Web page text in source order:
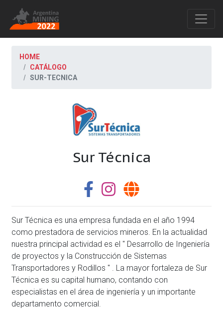
HOME
CATÁLOGO
SUR-TECNICA
Sur Técnica
Sur Técnica es una empresa fundada en el año 1994
como prestadora de servicios mineros. En la actualidad
nuestra principal actividad es el " Desarrollo de Ingeniería
de proyectos y la Construcción de Sistemas
Transportadores y Rodillos " . La mayor fortaleza de Sur
Técnica es su capital humano, contando con
especialistas en el área de ingeniería y un importante
departamento comercial.